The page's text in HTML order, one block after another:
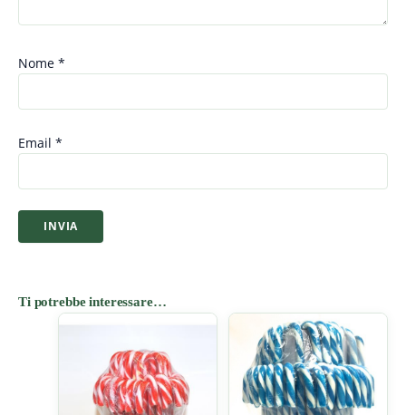
Nome *
Email *
Ti potrebbe interessare…